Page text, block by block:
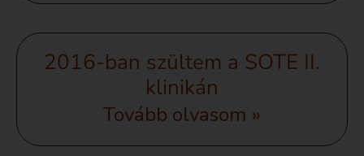
2016-ban szültem a SOTE II.
klinikán
Tovább olvasom »